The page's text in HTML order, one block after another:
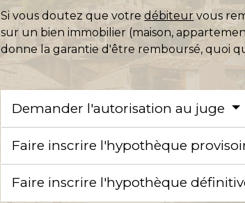
Si vous doutez que votredébiteur vous
sur un bien immobilier (maison,
donne la garantie d'être remboursé, quoi
Demander l'autorisation au juge
Faire inscrire l'hypothèque
Faire inscrire l'hypothèque